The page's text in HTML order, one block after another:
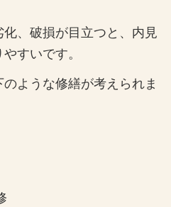
、破損が目立つと、内見
すいです。
ような修繕が考えられま